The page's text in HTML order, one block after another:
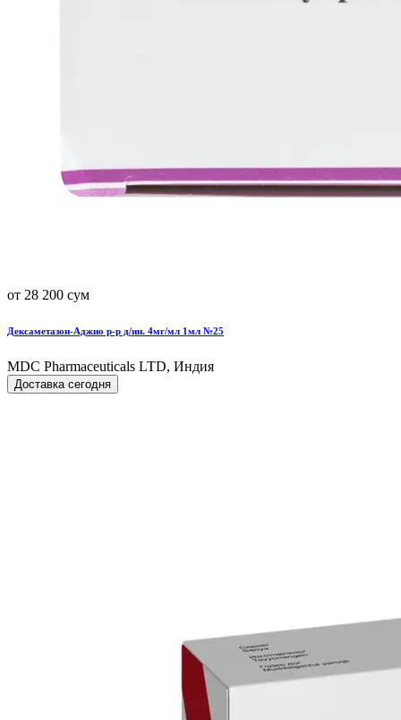
от 28 200 сум
Дексаметазон-Аджио р-р д/ин. 4мг/мл 1мл №25
MDC Pharmaceuticals LTD, Индия
Доставка сегодня